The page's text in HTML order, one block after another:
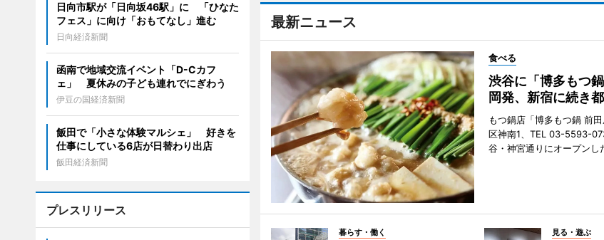
最新ニュース
食べる
渋谷に「博多もつ
岡発、新宿に続き
もつ鍋店「博多もつ鍋 前
区神南1、TEL 03-5593-
谷・神宮通りにオープンし
暮らす・働く 見る・遊ぶ
日向市駅が「日向坂46駅」に 「ひなた
フェス」に向け「おもてなし」進む
日向経済新聞
函南で地域交流イベント「D-Cカフ
ェ」 夏休みの子ども連れでにぎわう
伊豆の国経済新聞
飯田で「小さな体験マルシェ」 好きを
仕事にしている6店が日替わり出店
飯田経済新聞
プレスリリース